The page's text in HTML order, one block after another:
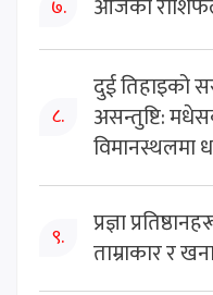
७. आजको
८.
दुई तिहाइको
असन्तुष्टि:
विमानस्थलमा
९.
प्रज्ञा
ताम्राकार र